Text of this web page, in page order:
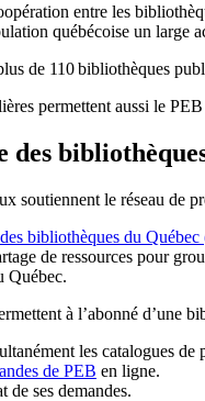
entre les
québécoise un large
de 110bibliothèques
permettent aussi le
des
soutiennent le réseau de
bibliothèques du
de ressources pour
Québec.
à l’abonné d’une
les catalogues
de PEB en ligne.
de ses demandes.